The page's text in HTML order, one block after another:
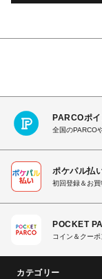
PARCOポイ
全国のPARCO
ポケパル払
初回登録＆お
POCKET
コイン＆クー
カテゴリー